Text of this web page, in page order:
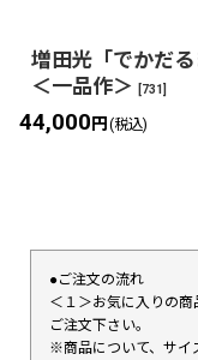
増田光「でかだる
＜一品作＞
[731]
44,000円 (税込)
●ご注文の流れ
＜１＞お気に入りの
ご注文下さい。
※商品について、サイ